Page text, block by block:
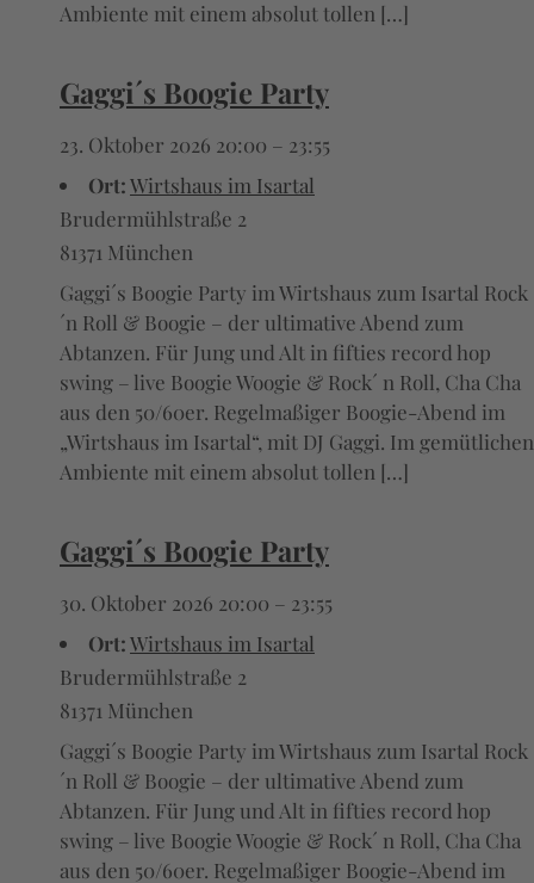
Ambiente mit einem absolut tollen […]
Gaggi´s Boogie Party
23. Oktober 2026 20:00 – 23:55
Ort:Wirtshaus im Isartal
Brudermühlstraße 2
81371 München
Gaggi´s Boogie Party im Wirtshaus zum Isartal Rock
´n Roll & Boogie – der ultimative Abend zum
Abtanzen. Für Jung und Alt in fifties record hop
swing – live Boogie Woogie & Rock´ n Roll, Cha Cha
aus den 50/60er. Regelmaßiger Boogie-Abend im
„Wirtshaus im Isartal“, mit DJ Gaggi. Im gemütlichen
Ambiente mit einem absolut tollen […]
Gaggi´s Boogie Party
30. Oktober 2026 20:00 – 23:55
Ort:Wirtshaus im Isartal
Brudermühlstraße 2
81371 München
Gaggi´s Boogie Party im Wirtshaus zum Isartal Rock
´n Roll & Boogie – der ultimative Abend zum
Abtanzen. Für Jung und Alt in fifties record hop
swing – live Boogie Woogie & Rock´ n Roll, Cha Cha
aus den 50/60er. Regelmaßiger Boogie-Abend im